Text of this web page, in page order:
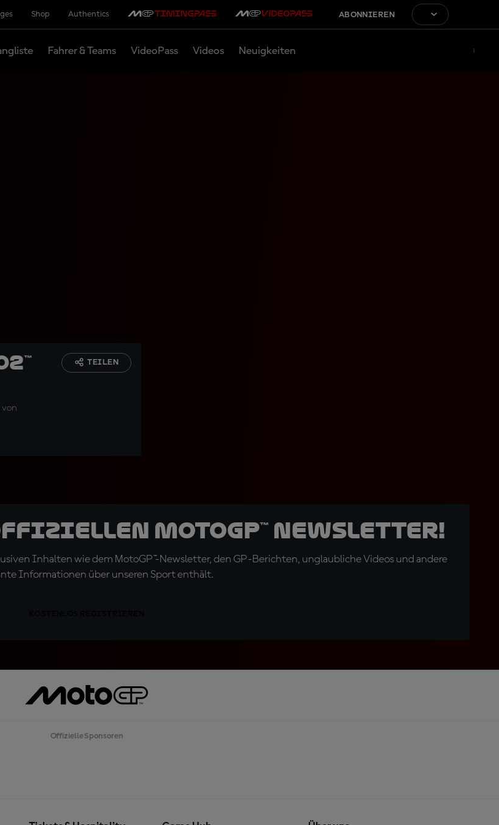
Shop Authentics ABONNIEREN
Fahrer & Teams VideoPass Videos Neuigkeiten
von
TEILEN
MotoGP™ Newsletter!
Inhalten wie dem MotoGP™-Newsletter, den GP-Berichten, unglaubliche Videos und andere
Informationen über unseren Sport enthält.
Offizielle Sponsoren